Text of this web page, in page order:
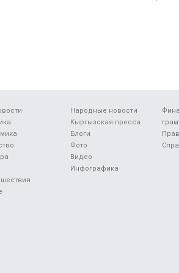
Народные новости
Кыргызская пресса
Блоги
Фото
Видео
Инфографика